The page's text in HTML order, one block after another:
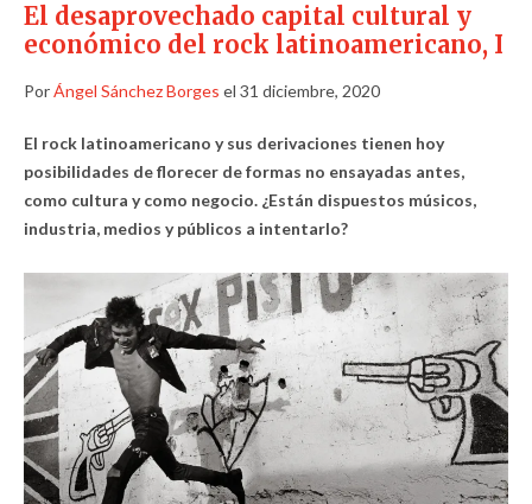
El desaprovechado capital cultural y
económico del rock latinoamericano, I
PorÁngel Sánchez Borges el 31 diciembre, 2020
El rock latinoamericano y sus derivaciones tienen hoy
posibilidades de florecer de formas no ensayadas antes,
como cultura y como negocio. ¿Están dispuestos músicos,
industria, medios y públicos a intentarlo?